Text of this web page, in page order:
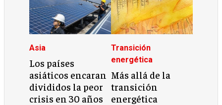
Asia
Los países
asiáticos encaran
divididos la peor
crisis en 30 años
Transición
energética
Más allá de la
transición
energética